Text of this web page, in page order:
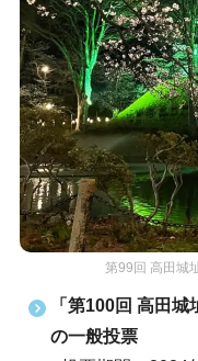
第99回 高田城
「第100回 高田
の一般投票